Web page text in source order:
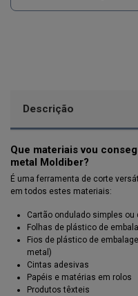
Descrição
Que materiais vou
metal Moldiber?
É uma ferramenta de corte
em todos estes materiais:
Cartão ondulado simples ou
Folhas de plástico de
Fios de plástico de
metal)
Cintas adesivas
Papéis e matérias em rolos
Produtos têxteis